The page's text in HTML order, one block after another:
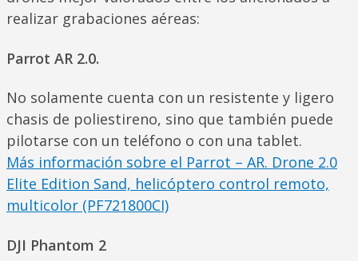
realizar grabaciones aéreas:
Parrot AR 2.0.
No solamente cuenta con un resistente y ligero
chasis de poliestireno, sino que también puede
pilotarse con un teléfono o con una tablet.
Más información sobre el Parrot – AR. Drone 2.0
Elite Edition Sand, helicóptero control remoto,
multicolor (PF721800CI)
DJI Phantom 2